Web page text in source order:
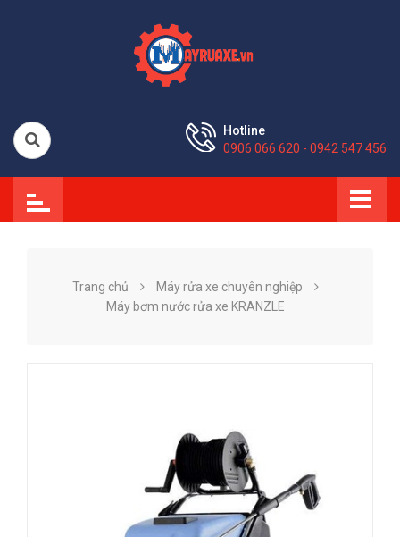
Hotline
0906 066 620 - 0942 547 456
Trang chủ
Máy rửa xe chuyên nghiệp
Máy bơm nước rửa xe KRANZLE